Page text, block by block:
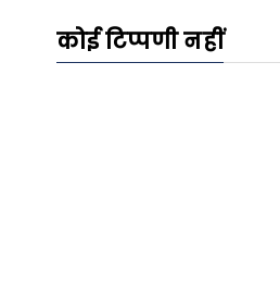
कोई टिप्पणी नहीं